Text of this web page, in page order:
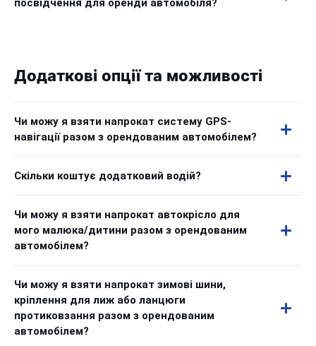
посвідчення для оренди автомобіля?
Додаткові опції та можливості
Чи можу я взяти напрокат систему GPS-
навігації разом з орендованим автомобілем?
Скільки коштує додатковий водій?
Чи можу я взяти напрокат автокрісло для
мого малюка/дитини разом з орендованим
автомобілем?
Чи можу я взяти напрокат зимові шини,
кріплення для лиж або ланцюги
протиковзання разом з орендованим
автомобілем?